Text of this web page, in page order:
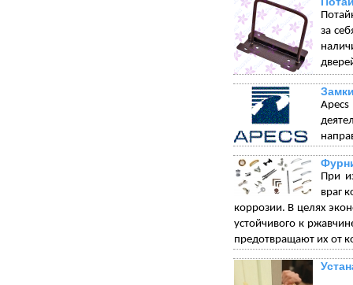
за
Apecs
При
враг
коррозии. В целях
устойчивого к
предотвращают их от